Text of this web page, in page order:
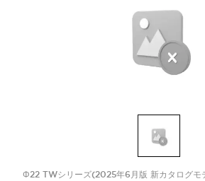
Φ22 TWシリーズ(2025年6月版 新カタログモ